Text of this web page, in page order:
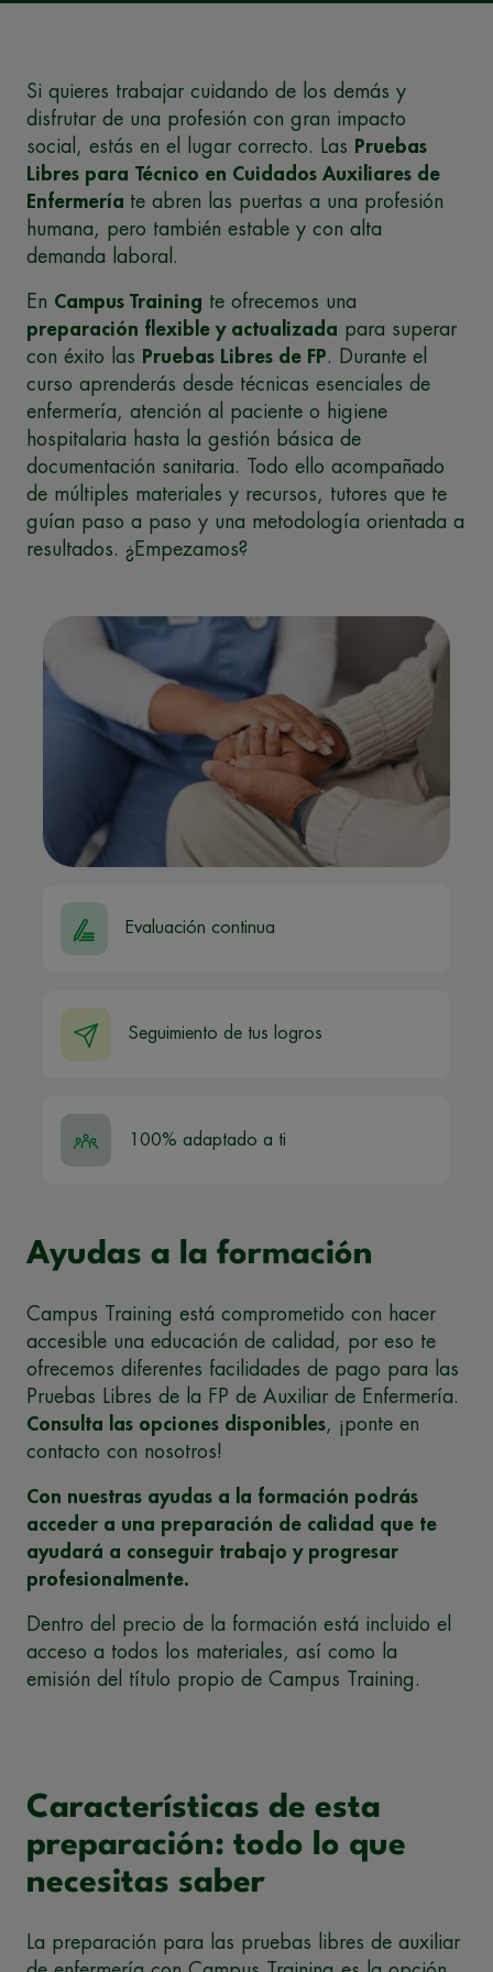
Si quieres trabajar cuidando de los demás y
disfrutar de una profesión con gran impacto
social, estás en el lugar correcto. Las Pruebas
Libres para Técnico en Cuidados Auxiliares de
Enfermería te abren las puertas a una profesión
humana, pero también estable y con alta
demanda laboral.
En Campus Training te ofrecemos una
preparación flexible y actualizada para superar
con éxito las Pruebas Libres de FP. Durante el
curso aprenderás desde técnicas esenciales de
enfermería, atención al paciente o higiene
hospitalaria hasta la gestión básica de
documentación sanitaria. Todo ello acompañado
de múltiples materiales y recursos, tutores que te
guían paso a paso y una metodología orientada a
resultados. ¿Empezamos?
Evaluación continua
Seguimiento de tus logros
100% adaptado a ti
Ayudas a la formación
Campus Training está comprometido con hacer
accesible una educación de calidad, por eso te
ofrecemos diferentes facilidades de pago para las
Pruebas Libres de la FP de Auxiliar de Enfermería.
Consulta las opciones disponibles, ¡ponte en
contacto con nosotros!
Con nuestras ayudas a la formación podrás
acceder a una preparación de calidad que te
ayudará a conseguir trabajo y progresar
profesionalmente.
Dentro del precio de la formación está incluido el
acceso a todos los materiales, así como la
emisión del título propio de Campus Training.
Características de esta
preparación: todo lo que
necesitas saber
La preparación para las pruebas libres de auxiliar